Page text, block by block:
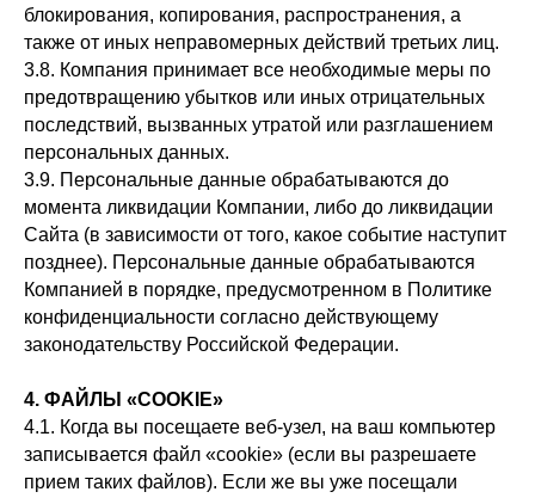
блокирования, копирования, распространения, а
также от иных неправомерных действий третьих лиц.
3.8. Компания принимает все необходимые меры по
предотвращению убытков или иных отрицательных
последствий, вызванных утратой или разглашением
персональных данных.
3.9. Персональные данные обрабатываются до
момента ликвидации Компании, либо до ликвидации
Сайта (в зависимости от того, какое событие наступит
позднее). Персональные данные обрабатываются
Компанией в порядке, предусмотренном в Политике
конфиденциальности согласно действующему
законодательству Российской Федерации.
4. ФАЙЛЫ «COOKIE»
4.1. Когда вы посещаете веб-узел, на ваш компьютер
записывается файл «cookie» (если вы разрешаете
прием таких файлов). Если же вы уже посещали